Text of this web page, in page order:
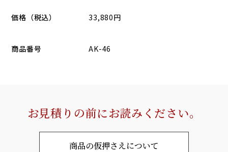
価格（税込） 33,880円
商品番号 AK-46
お見積りの前にお読みください。
商品の仮押さえについて